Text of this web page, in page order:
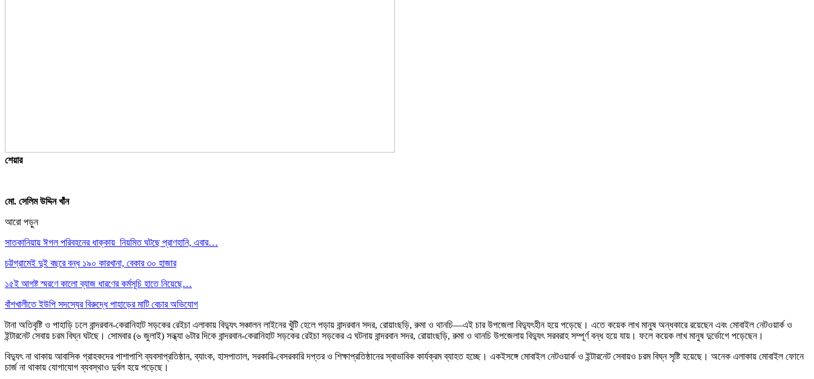
শেয়ার
মো. সেলিম উদ্দিন খাঁন
আরো পড়ুন
সাতকানিয়ায় ঈগল পরিবহনের ধাক্কায় নিয়মিত ঘটছে প্রাণহানি, এবার…
চট্টগ্রামেই দুই বছরে বন্ধ ১৯০ কারখানা, বেকার ৩০ হাজার
১৫ই আগষ্ট স্মরণে কালো ব্যাজ ধারণের কর্মসূচি হাতে নিয়েছে…
বাঁশখালীতে ইউপি সদস্যের বিরুদ্ধে পাহাড়ের মাটি বেচার অভিযোগ
টানা অতিবৃষ্টি ও পাহাড়ি ঢলে বান্দরবান-কেরানিহাট সড়কের রেইচা এলাকায় বিদ্যুৎ সঞ্চালন লাইনের খুঁটি হেলে পড়ায় বান্দরবান সদর, রোয়াংছড়ি, রুমা ও থানচি—এই চার উপজেলা বিদ্যুৎহীন হয়ে পড়েছে। এতে কয়েক লাখ মানুষ অন্ধকারে রয়েছেন এবং মোবাইল নেটওয়ার্ক ও
ইন্টারনেট সেবায় চরম বিঘ্ন ঘটছে। সোমবার (৬ জুলাই) সন্ধ্যা ৬টার দিকে বান্দরবান-কেরানিহাট সড়কের রেইচা সড়কের এ ঘটনায় বান্দরবান সদর, রোয়াংছড়ি, রুমা ও থানচি উপজেলায় বিদ্যুৎ সরবরাহ সম্পূর্ণ বন্ধ হয়ে যায়। ফলে কয়েক লাখ মানুষ দুর্ভোগে পড়েছেন।
বিদ্যুৎ না থাকায় আবাসিক গ্রাহকদের পাশাপাশি ব্যবসাপ্রতিষ্ঠান, ব্যাংক, হাসপাতাল, সরকারি-বেসরকারি দপ্তর ও শিক্ষাপ্রতিষ্ঠানের স্বাভাবিক কার্যক্রম ব্যাহত হচ্ছে। একইসঙ্গে মোবাইল নেটওয়ার্ক ও ইন্টারনেট সেবায়ও চরম বিঘ্ন সৃষ্টি হয়েছে। অনেক এলাকায় মোবাইল ফোনে
চার্জ না থাকায় যোগাযোগ ব্যবস্থাও দুর্বল হয়ে পড়েছে।